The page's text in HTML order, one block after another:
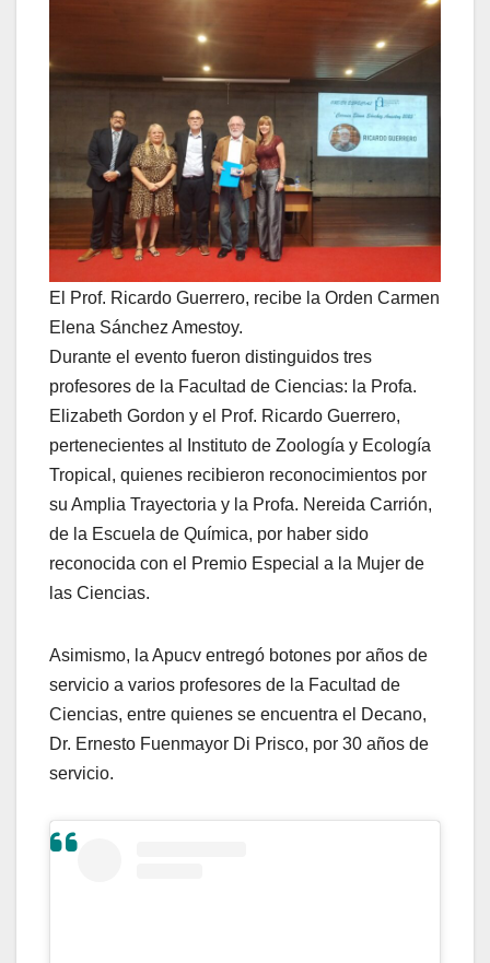
El Prof. Ricardo Guerrero, recibe la Orden Carmen
Elena Sánchez Amestoy.
Durante el evento fueron distinguidos tres
profesores de la Facultad de Ciencias: la Profa.
Elizabeth Gordon y el Prof. Ricardo Guerrero,
pertenecientes al Instituto de Zoología y Ecología
Tropical, quienes recibieron reconocimientos por
su Amplia Trayectoria y la Profa. Nereida Carrión,
de la Escuela de Química, por haber sido
reconocida con el Premio Especial a la Mujer de
las Ciencias.
Asimismo, la Apucv entregó botones por años de
servicio a varios profesores de la Facultad de
Ciencias, entre quienes se encuentra el Decano,
Dr. Ernesto Fuenmayor Di Prisco, por 30 años de
servicio.